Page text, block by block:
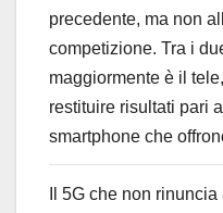
precedente, ma non
competizione. Tra i
maggiormente è il
restituire risultati pari
smartphone che
Il 5G che non